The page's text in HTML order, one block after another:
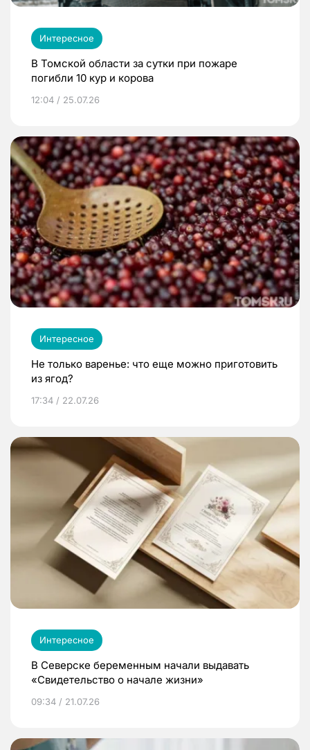
Интересное
В Томской области за сутки при пожаре
погибли 10 кур и корова
12:04 / 25.07.26
Интересное
Не только варенье: что еще можно приготовить
из ягод?
17:34 / 22.07.26
Интересное
В Северске беременным начали выдавать
«Свидетельство о начале жизни»
09:34 / 21.07.26